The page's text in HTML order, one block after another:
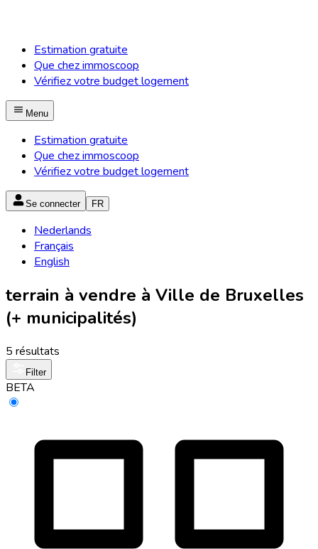
Estimation gratuite
Que chez immoscoop
Vérifiez votre budget logement
Menu
Estimation gratuite
Que chez immoscoop
Vérifiez votre budget logement
Se connecter FR
Nederlands
Français
English
terrain à vendre à Ville de Bruxelles
(+ municipalités)
5 résultats
Filter
BETA